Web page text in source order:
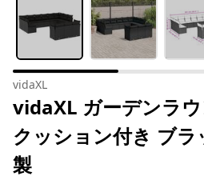
vidaXL
vidaXL ガーデンラ
クッション付き ブ
製